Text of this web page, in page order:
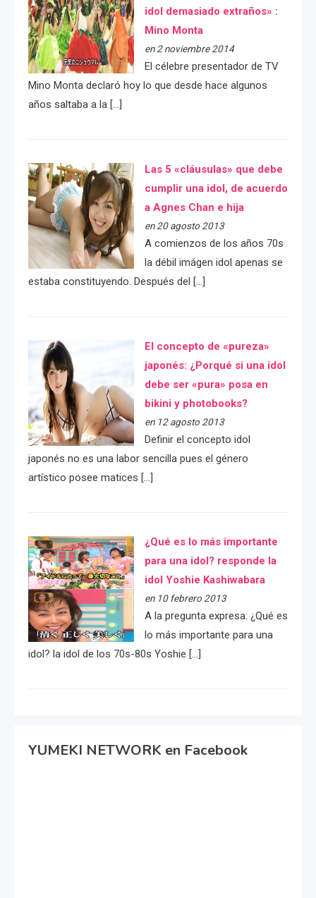
idol demasiado extraños» :
Mino Monta
en 2 noviembre 2014
El célebre presentador de TV
Mino Monta declaró hoy lo que desde hace algunos
años saltaba a la […]
Las 5 «cláusulas» que debe
cumplir una idol, de acuerdo
a Agnes Chan e hija
en 20 agosto 2013
A comienzos de los años 70s
la débil imágen idol apenas se
estaba constituyendo. Después del […]
El concepto de «pureza»
japonés: ¿Porqué si una idol
debe ser «pura» posa en
bikini y photobooks?
en 12 agosto 2013
Definir el concepto idol
japonés no es una labor sencilla pues el género
artístico posee matices […]
¿Qué es lo más importante
para una idol? responde la
idol Yoshie Kashiwabara
en 10 febrero 2013
A la pregunta expresa: ¿Qué es
lo más importante para una
idol? la idol de los 70s-80s Yoshie […]
YUMEKI NETWORK en Facebook